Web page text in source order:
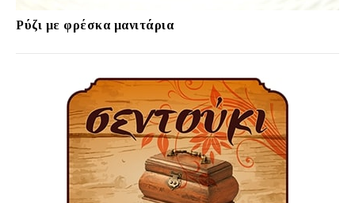
Ρύζι με φρέσκα μανιτάρια